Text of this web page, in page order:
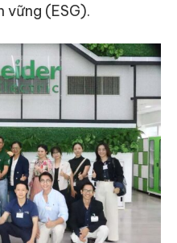
vững (ESG).